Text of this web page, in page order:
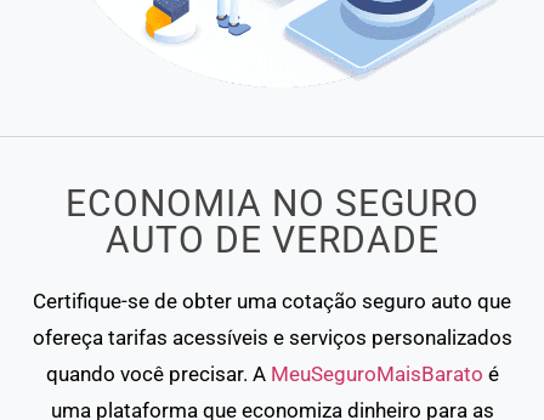
ECONOMIA NO SEGURO
AUTO DE VERDADE
Certifique-se de obter uma cotação seguro auto que
ofereça tarifas acessíveis e serviços personalizados
quando você precisar. A MeuSeguroMaisBarato é
uma plataforma que economiza dinheiro para as